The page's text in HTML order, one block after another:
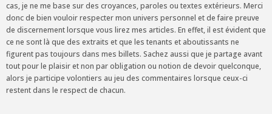
cas, je ne me base sur des croyances, paroles ou textes extérieurs. Merci
donc de bien vouloir respecter mon univers personnel et de faire preuve
de discernement lorsque vous lirez mes articles. En effet, il est évident que
ce ne sont là que des extraits et que les tenants et aboutissants ne
figurent pas toujours dans mes billets. Sachez aussi que je partage avant
tout pour le plaisir et non par obligation ou notion de devoir quelconque,
alors je participe volontiers au jeu des commentaires lorsque ceux-ci
restent dans le respect de chacun.